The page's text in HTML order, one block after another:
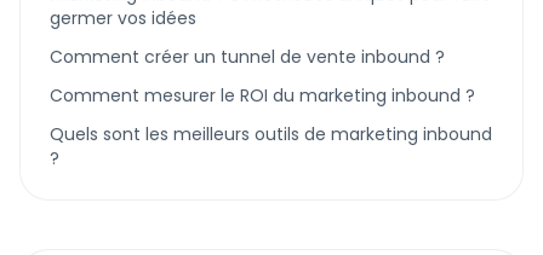
germer vos idées
Comment créer un tunnel de vente inbound ?
Comment mesurer le ROI du marketing inbound ?
Quels sont les meilleurs outils de marketing inbound
?